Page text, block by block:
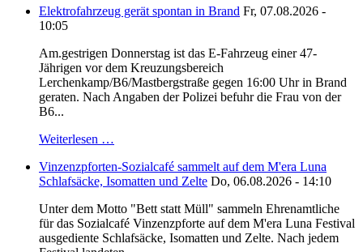
Elektrofahrzeug gerät spontan in Brand Fr, 07.08.2026 -
10:05
Am.gestrigen Donnerstag ist das E-Fahrzeug einer 47-
Jährigen vor dem Kreuzungsbereich
Lerchenkamp/B6/Mastbergstraße gegen 16:00 Uhr in Brand
geraten. Nach Angaben der Polizei befuhr die Frau von der
B6...
Weiterlesen …
Vinzenzpforten-Sozialcafé sammelt auf dem M'era Luna
Schlafsäcke, Isomatten und Zelte Do, 06.08.2026 - 14:10
Unter dem Motto "Bett statt Müll" sammeln Ehrenamtliche
für das Sozialcafé Vinzenzpforte auf dem M'era Luna Festival
ausgediente Schlafsäcke, Isomatten und Zelte. Nach jedem